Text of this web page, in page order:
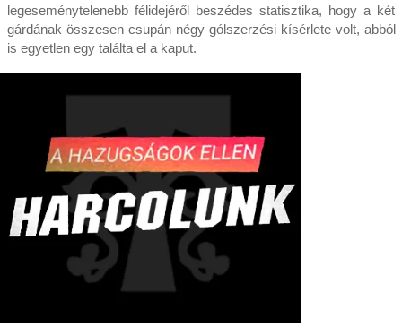
legeseménytelenebb félidejéről beszédes statisztika, hogy a két
gárdának összesen csupán négy gólszerzési kísérlete volt, abból
is egyetlen egy találta el a kaput.